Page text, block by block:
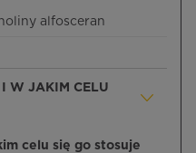
alfosceran
I W JAKIM CELU
celu się go stosuje